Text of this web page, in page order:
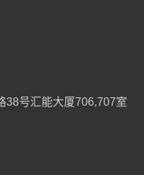
38号汇能大厦706,707室